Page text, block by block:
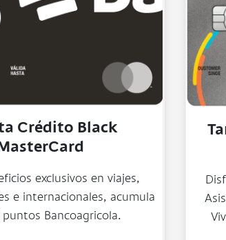
Débito Joven
exclusivos solo para
favoritas.Solicítala en
agencias